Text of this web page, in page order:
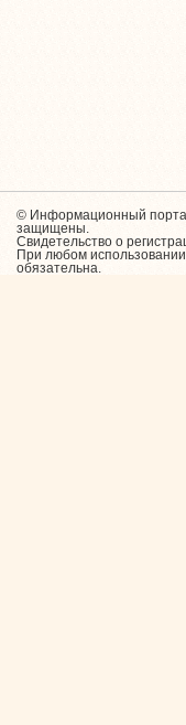
© Информационный
защищены.
Свидетельство о
При любом
обязательна.